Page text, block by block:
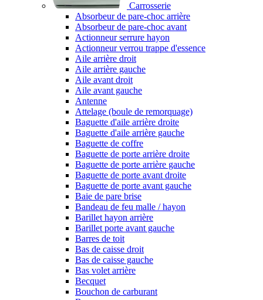
Carrosserie
Absorbeur de pare-choc arrière
Absorbeur de pare-choc avant
Actionneur serrure hayon
Actionneur verrou trappe d'essence
Aile arrière droit
Aile arrière gauche
Aile avant droit
Aile avant gauche
Antenne
Attelage (boule de remorquage)
Baguette d'aile arrière droite
Baguette d'aile arrière gauche
Baguette de coffre
Baguette de porte arrière droite
Baguette de porte arrière gauche
Baguette de porte avant droite
Baguette de porte avant gauche
Baie de pare brise
Bandeau de feu malle / hayon
Barillet hayon arrière
Barillet porte avant gauche
Barres de toit
Bas de caisse droit
Bas de caisse gauche
Bas volet arrière
Becquet
Bouchon de carburant